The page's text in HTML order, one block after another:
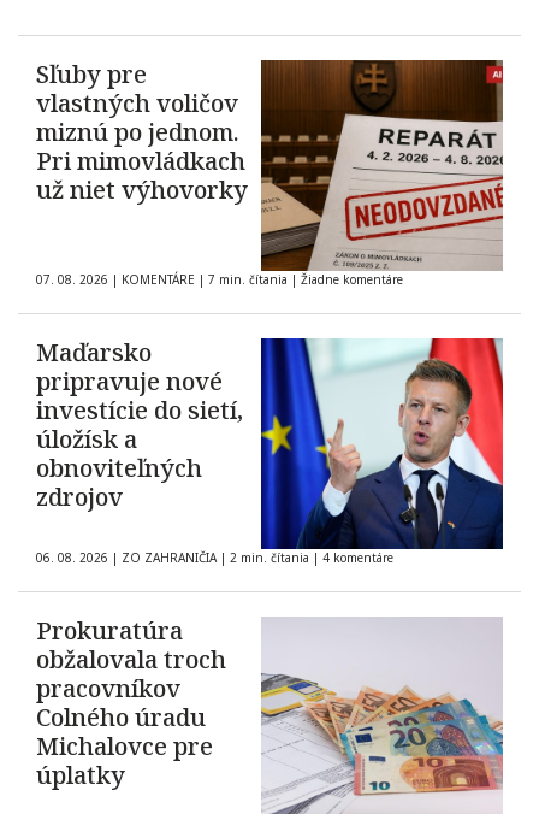
Sľuby pre
vlastných voličov
miznú po jednom.
Pri mimovládkach
už niet výhovorky
07. 08. 2026 | KOMENTÁRE | 7 min. čítania | Žiadne komentáre
Maďarsko
pripravuje nové
investície do sietí,
úložísk a
obnoviteľných
zdrojov
06. 08. 2026 | ZO ZAHRANIČIA | 2 min. čítania | 4 komentáre
Prokuratúra
obžalovala troch
pracovníkov
Colného úradu
Michalovce pre
úplatky